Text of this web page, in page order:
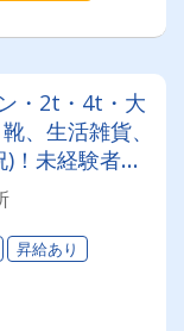
・2t・4t・大
、生活雑貨、
！未経験者・
時は50%費用
続給・子ども
昇給あり